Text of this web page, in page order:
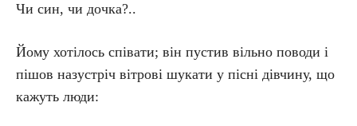
Чи син, чи дочка?..
Йому хотілось співати; він пустив вільно поводи і
пішов назустріч вітрові шукати у пісні дівчину, що
кажуть люди: